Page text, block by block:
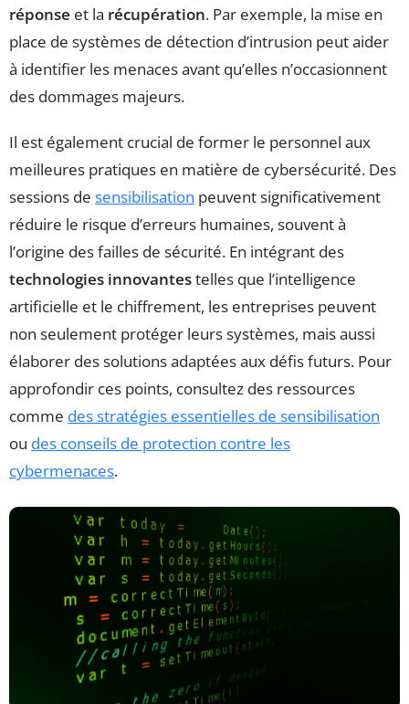
réponse et la récupération. Par exemple, la mise en
place de systèmes de détection d’intrusion peut aider
à identifier les menaces avant qu’elles n’occasionnent
des dommages majeurs.
Il est également crucial de former le personnel aux
meilleures pratiques en matière de cybersécurité. Des
sessions de sensibilisation peuvent significativement
réduire le risque d’erreurs humaines, souvent à
l’origine des failles de sécurité. En intégrant des
technologies innovantestelles que l’intelligence
artificielle et le chiffrement, les entreprises peuvent
non seulement protéger leurs systèmes, mais aussi
élaborer des solutions adaptées aux défis futurs. Pour
approfondir ces points, consultez des ressources
comme des stratégies essentielles de sensibilisation
ou des conseils de protection contre les
cybermenaces.